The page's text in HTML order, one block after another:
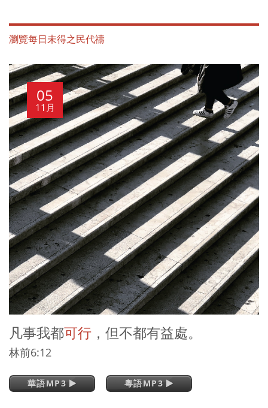
瀏覽每日未得之民代禱
05
11月
凡事我都可行 ，但不都有益處。
林前6:12
華語MP3 粵語MP3